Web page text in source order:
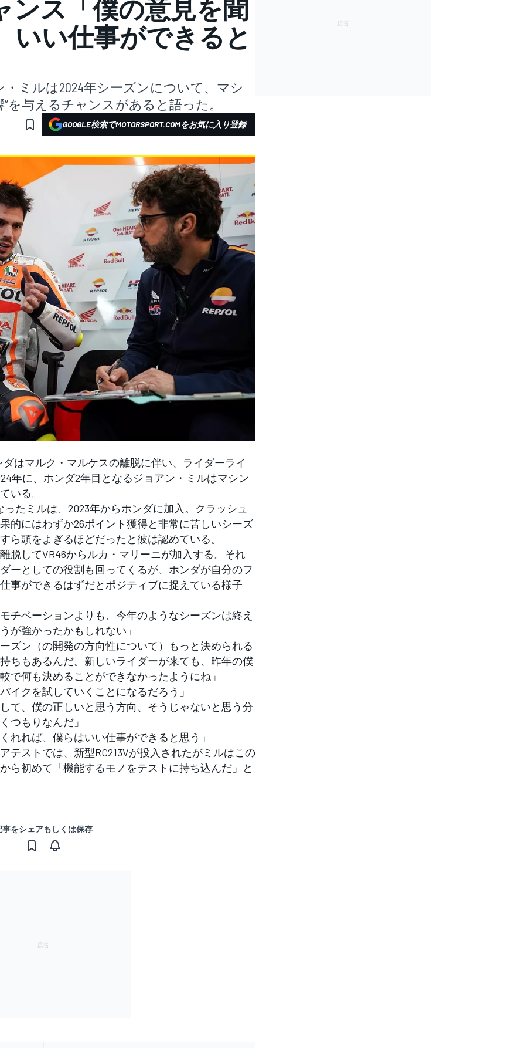
ンス「僕の意見を聞
いい仕事ができると
ミルは2024年シーズンについて、マシ
を与えるチャンスがあると語った。
GOOGLE検索でMOTORSPORT.COMをお気に入り登録
はマルク・マルケスの離脱に伴い、ライダーライ
年に、ホンダ2年目となるジョアン・ミルはマシン
いる。
たミルは、2023年からホンダに加入。クラッシュ
的にはわずか26ポイント獲得と非常に苦しいシーズ
ら頭をよぎるほどだったと彼は認めている。
脱してVR46からルカ・マリーニが加入する。それ
ーとしての役割も回ってくるが、ホンダが自分のフ
事ができるはずだとポジティブに捉えている様子
チベーションよりも、今年のようなシーズンは終え
が強かったかもしれない」
ズン（の開発の方向性について）もっと決められる
ちもあるんだ。新しいライダーが来ても、昨年の僕
で何も決めることができなかったようにね」
イクを試していくことになるだろう」
て、僕の正しいと思う方向、そうじゃないと思う分
つもりなんだ」
れれば、僕らはいい仕事ができると思う」
ストでは、新型RC213Vが投入されたがミルはこの
ら初めて「機能するモノをテストに持ち込んだ」と
事をシェアもしくは保存